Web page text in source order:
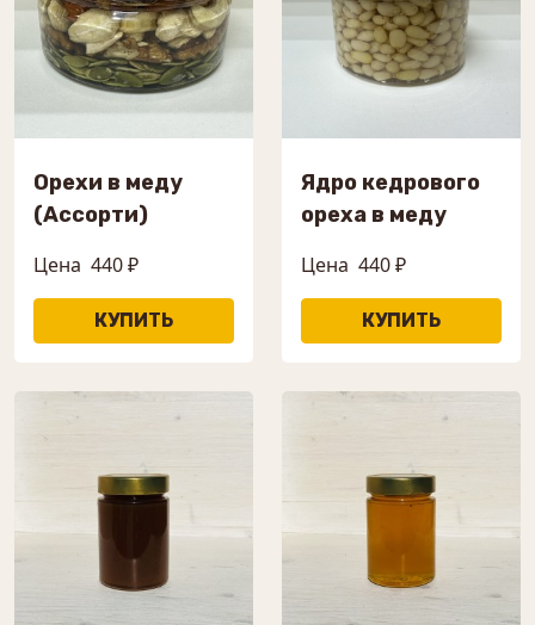
Орехи в меду
(Ассорти)
Цена 440 ₽
Ядро кедрового
ореха в меду
Цена 440 ₽